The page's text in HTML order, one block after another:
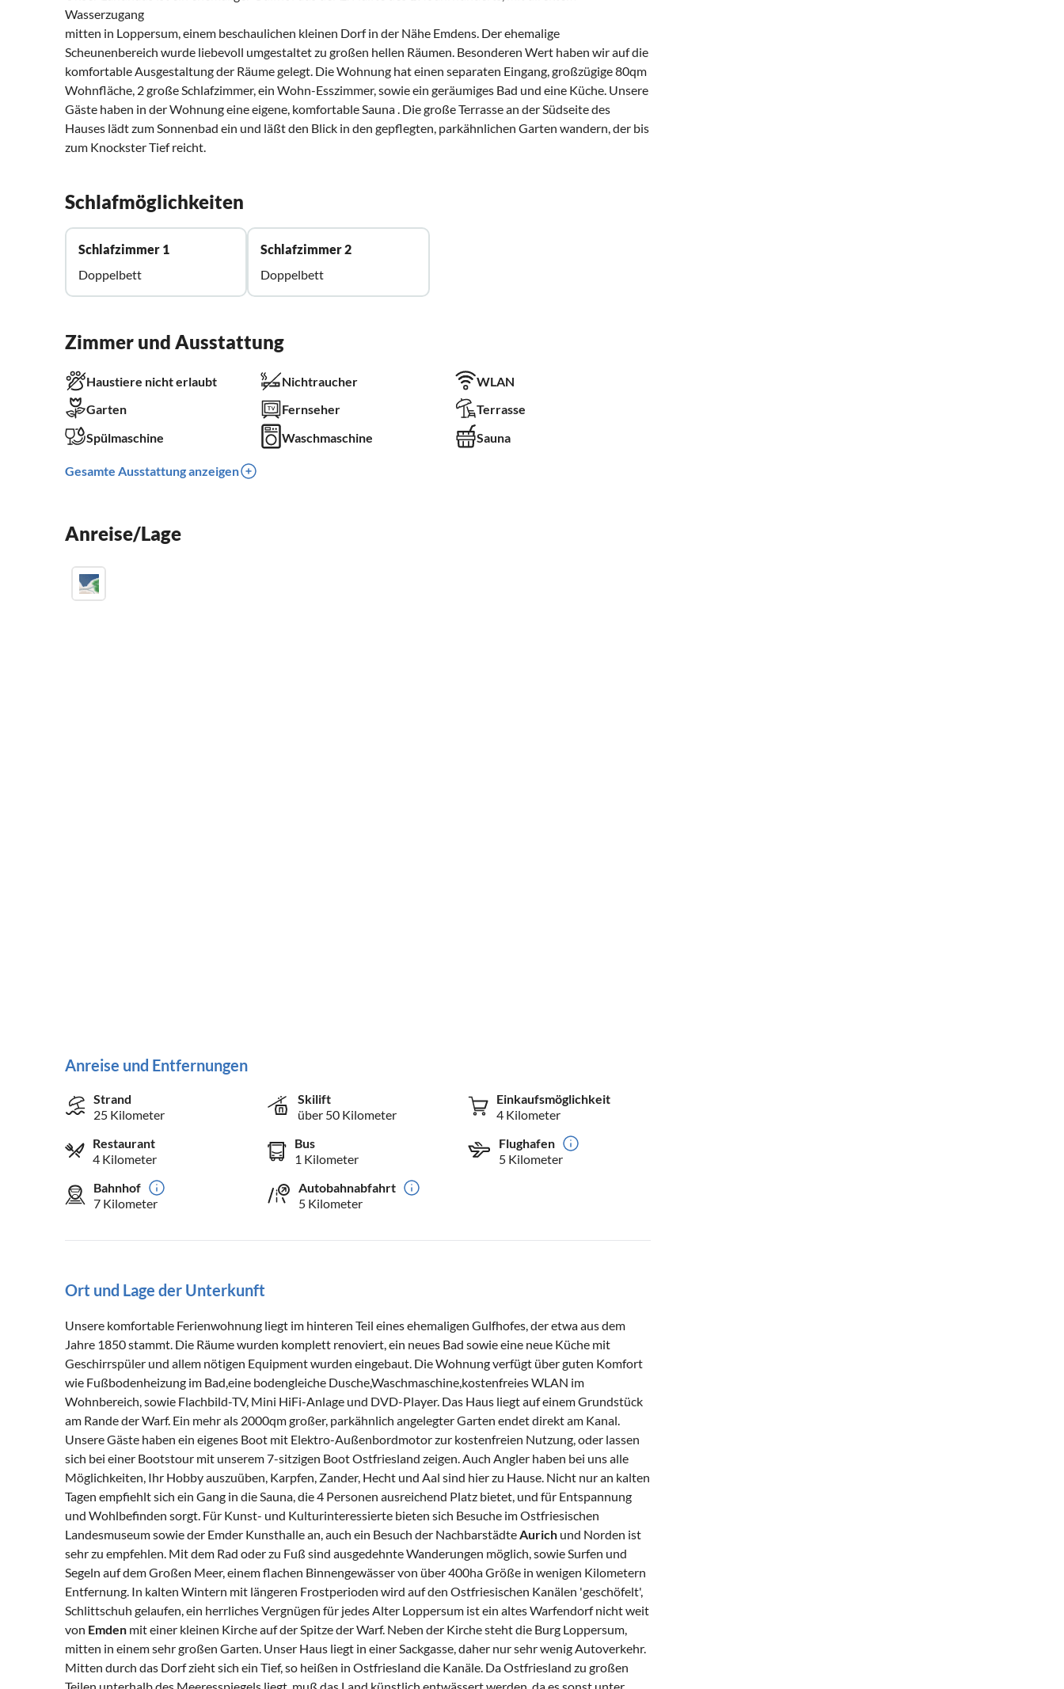
Wasserzugang
mitten in Loppersum, einem beschaulichen kleinen Dorf in der Nähe Emdens. Der ehemalige
Scheunenbereich wurde liebevoll umgestaltet zu großen hellen Räumen. Besonderen Wert haben wir auf die
komfortable Ausgestaltung der Räume gelegt. Die Wohnung hat einen separaten Eingang, großzügige 80qm
Wohnfläche, 2 große Schlafzimmer, ein Wohn-Esszimmer, sowie ein geräumiges Bad und eine Küche. Unsere
Gäste haben in der Wohnung eine eigene, komfortable Sauna . Die große Terrasse an der Südseite des
Hauses lädt zum Sonnenbad ein und läßt den Blick in den gepflegten, parkähnlichen Garten wandern, der bis
zum Knockster Tief reicht.
Schlafmöglichkeiten
Schlafzimmer 1
Doppelbett
Schlafzimmer 2
Doppelbett
Zimmer und Ausstattung
Haustiere nicht erlaubt Nichtraucher
WLAN
Garten
Fernseher
Terrasse
Spülmaschine
Waschmaschine Sauna
Gesamte Ausstattung anzeigen
Anreise/Lage
Anreise und Entfernungen
Strand
25 Kilometer
Skilift
über 50 Kilometer
Einkaufsmöglichkeit
4 Kilometer
Restaurant
4 Kilometer
Bus
1 Kilometer
Flughafen
5 Kilometer
Bahnhof
7 Kilometer
Autobahnabfahrt
5 Kilometer
Ort und Lage der Unterkunft
Unsere komfortable Ferienwohnung liegt im hinteren Teil eines ehemaligen Gulfhofes, der etwa aus dem
Jahre 1850 stammt. Die Räume wurden komplett renoviert, ein neues Bad sowie eine neue Küche mit
Geschirrspüler und allem nötigen Equipment wurden eingebaut. Die Wohnung verfügt über guten Komfort
wie Fußbodenheizung im Bad,eine bodengleiche Dusche,Waschmaschine,kostenfreies WLAN im
Wohnbereich, sowie Flachbild-TV, Mini HiFi-Anlage und DVD-Player. Das Haus liegt auf einem Grundstück
am Rande der Warf. Ein mehr als 2000qm großer, parkähnlich angelegter Garten endet direkt am Kanal.
Unsere Gäste haben ein eigenes Boot mit Elektro-Außenbordmotor zur kostenfreien Nutzung, oder lassen
sich bei einer Bootstour mit unserem 7-sitzigen Boot Ostfriesland zeigen. Auch Angler haben bei uns alle
Möglichkeiten, Ihr Hobby auszuüben, Karpfen, Zander, Hecht und Aal sind hier zu Hause. Nicht nur an kalten
Tagen empfiehlt sich ein Gang in die Sauna, die 4 Personen ausreichend Platz bietet, und für Entspannung
und Wohlbefinden sorgt. Für Kunst- und Kulturinteressierte bieten sich Besuche im Ostfriesischen
Landesmuseum sowie der Emder Kunsthalle an, auch ein Besuch der Nachbarstädte Aurich und Norden ist
sehr zu empfehlen. Mit dem Rad oder zu Fuß sind ausgedehnte Wanderungen möglich, sowie Surfen und
Segeln auf dem Großen Meer, einem flachen Binnengewässer von über 400ha Größe in wenigen Kilometern
Entfernung. In kalten Wintern mit längeren Frostperioden wird auf den Ostfriesischen Kanälen 'geschöfelt',
Schlittschuh gelaufen, ein herrliches Vergnügen für jedes Alter Loppersum ist ein altes Warfendorf nicht weit
von Emden mit einer kleinen Kirche auf der Spitze der Warf. Neben der Kirche steht die Burg Loppersum,
mitten in einem sehr großen Garten. Unser Haus liegt in einer Sackgasse, daher nur sehr wenig Autoverkehr.
Mitten durch das Dorf zieht sich ein Tief, so heißen in Ostfriesland die Kanäle. Da Ostfriesland zu großen
Teilen unterhalb des Meeresspiegels liegt, muß das Land künstlich entwässert werden, da es sonst unter